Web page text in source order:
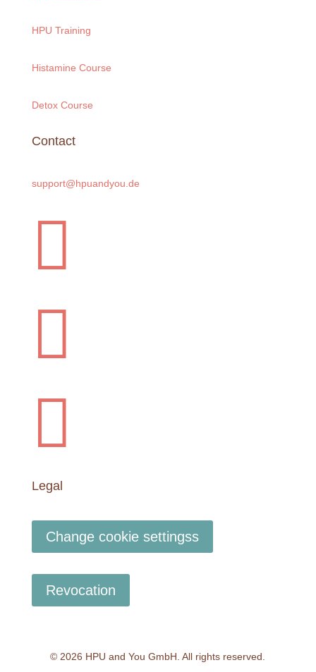
HPU Training
Histamine Course
Detox Course
Contact
support@hpuandyou.de



Legal
Change cookie settingss
Revocation
© 2026 HPU and YouGmbH . All rights reserved.